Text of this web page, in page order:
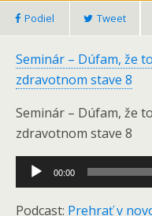
Podiel Tweet
Seminár – Dúfam, že
zdravotnom stave 8
Seminár – Dúfam, že
zdravotnom stave 8
Audio
Player
00:00
Podcast: Prehrať v